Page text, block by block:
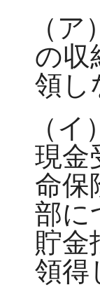
（
の収
領し
（
現金
命保
部に
貯金
領得